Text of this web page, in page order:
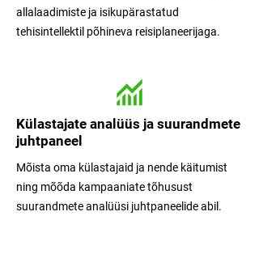
allalaadimiste ja isikupärastatud
tehisintellektil põhineva reisiplaneerijaga.
Külastajate analüüs ja suurandmete
juhtpaneel
Mõista oma külastajaid ja nende käitumist
ning mõõda kampaaniate tõhusust
suurandmete analüüsi juhtpaneelide abil.